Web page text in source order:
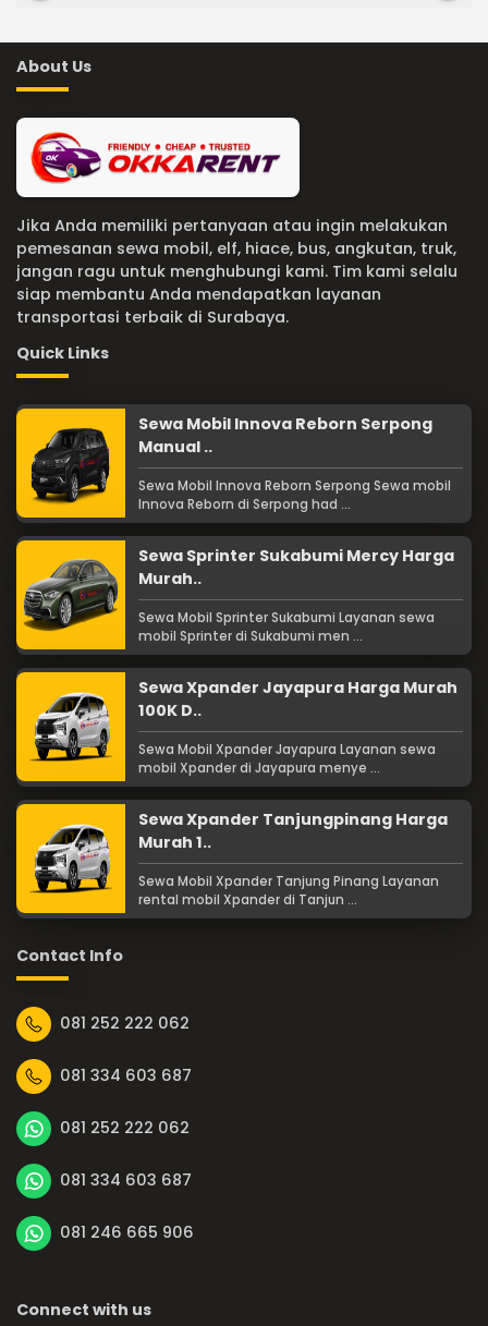
About Us
Jika Anda memiliki pertanyaan atau ingin melakukan
pemesanan sewa mobil, elf, hiace, bus, angkutan, truk,
jangan ragu untuk menghubungi kami. Tim kami selalu
siap membantu Anda mendapatkan layanan
transportasi terbaik di Surabaya.
Quick Links
Sewa Mobil Innova Reborn Serpong
Manual ..
Sewa Mobil Innova Reborn Serpong Sewa mobil
Innova Reborn di Serpong had ...
Sewa Sprinter Sukabumi Mercy Harga
Murah..
Sewa Mobil Sprinter Sukabumi Layanan sewa
mobil Sprinter di Sukabumi men ...
Sewa Xpander Jayapura Harga Murah
100K D..
Sewa Mobil Xpander Jayapura Layanan sewa
mobil Xpander di Jayapura menye ...
Sewa Xpander Tanjungpinang Harga
Murah 1..
Sewa Mobil Xpander Tanjung Pinang Layanan
rental mobil Xpander di Tanjun ...
Contact Info
081 252 222 062
081 334 603 687
081 252 222 062
081 334 603 687
081 246 665 906
Connect with us